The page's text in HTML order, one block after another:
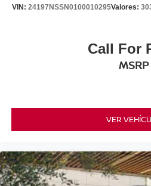
VIN: 24197NSSN0100010295Valores:
Call For
MSRP
VER